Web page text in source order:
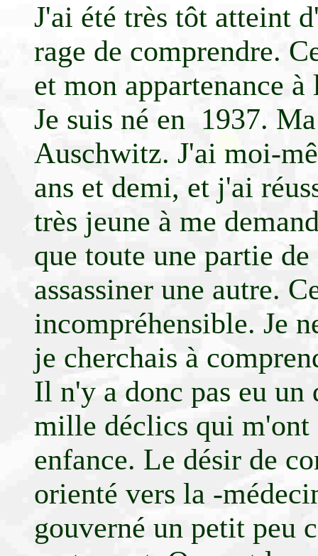
J'ai été très tôt atteint
rage de comprendre.
et mon appartenance
Je suis né en 1937.
Auschwitz. J'ai moi-
ans et demi, et j'ai
très jeune à me
que toute une partie
assassiner une autre.
incompréhensible. Je
je cherchais à
Il n'y a donc pas eu
mille déclics qui m'ont
enfance. Le désir de
orienté vers la -
gouverné un petit peu